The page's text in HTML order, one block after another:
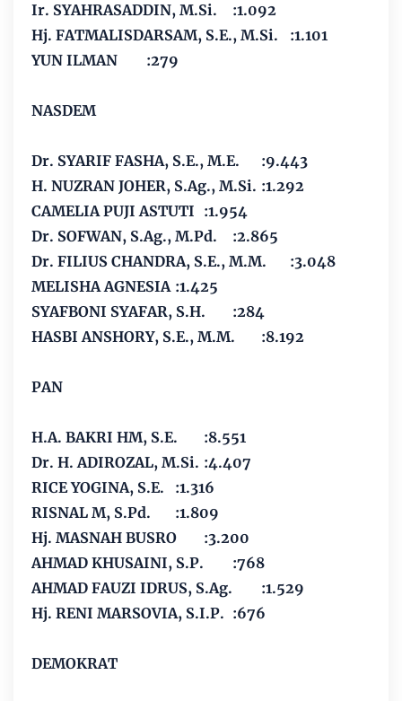
Ir. SYAHRASADDIN, M.Si.
:1.092
Hj. FATMALISDARSAM, S.E., M.Si.
:1.101
YUN ILMAN
:279
NASDEM
Dr. SYARIF FASHA, S.E., M.E.
:9.443
H. NUZRAN JOHER, S.Ag., M.Si. :1.292
CAMELIA PUJI ASTUTI :1.954
Dr. SOFWAN, S.Ag., M.Pd.
:2.865
Dr. FILIUS CHANDRA, S.E., M.M.
:3.048
MELISHA AGNESIA :1.425
SYAFBONI SYAFAR, S.H.
:284
HASBI ANSHORY, S.E., M.M.
:8.192
PAN
H.A. BAKRI HM, S.E.
:8.551
Dr. H. ADIROZAL, M.Si. :4.407
RICE YOGINA, S.E.
:1.316
RISNAL M, S.Pd.
:1.809
Hj. MASNAH BUSRO
:3.200
AHMAD KHUSAINI, S.P.
:768
AHMAD FAUZI IDRUS, S.Ag.
:1.529
Hj. RENI MARSOVIA, S.I.P. :676
DEMOKRAT